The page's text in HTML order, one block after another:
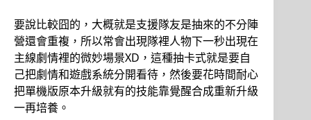
要說比較囧的，大概就是支援隊友是抽來的不分陣
營還會重複，所以常會出現隊裡人物下一秒出現在
主線劇情裡的微妙場景XD，這種抽卡式就是要自
己把劇情和遊戲系統分開看待，然後要花時間耐心
把單機版原本升級就有的技能靠覺醒合成重新升級
一再培養。